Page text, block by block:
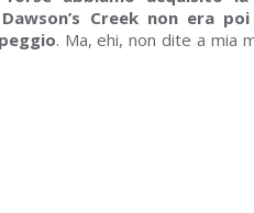
Creek non era
. Ma, ehi, non dite a mia